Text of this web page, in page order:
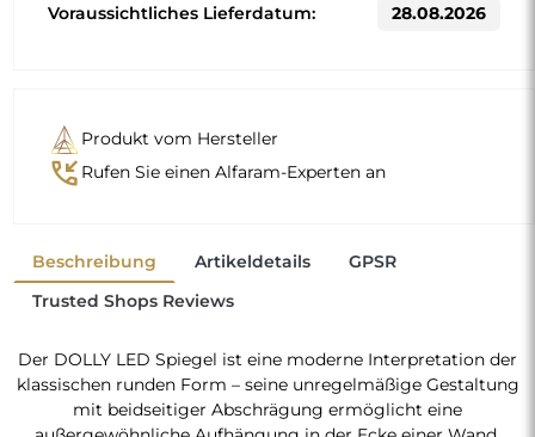
Voraussichtliches Lieferdatum: 28.08.2026
Produkt vom Hersteller
phone_callback Rufen Sie einen Alfaram-Experten an
Beschreibung Artikeldetails
GPSR
Trusted Shops Reviews
Der DOLLY LED Spiegel ist eine moderne Interpretation der
klassischen runden Form – seine unregelmäßige Gestaltung
mit beidseitiger Abschrägung ermöglicht eine